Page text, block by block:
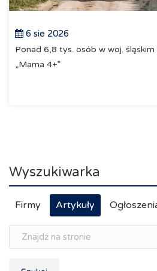
6 sie 2026
Ponad 6,8 tys. osób w woj.
„Mama 4+”
Wyszukiwarka
Firmy Artykuły